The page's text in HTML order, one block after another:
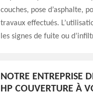
couches, pose d’asphalte,
travaux effectués.
les signes de fuite ou
NOTRE ENTREPRISE
HP COUVERTURE À